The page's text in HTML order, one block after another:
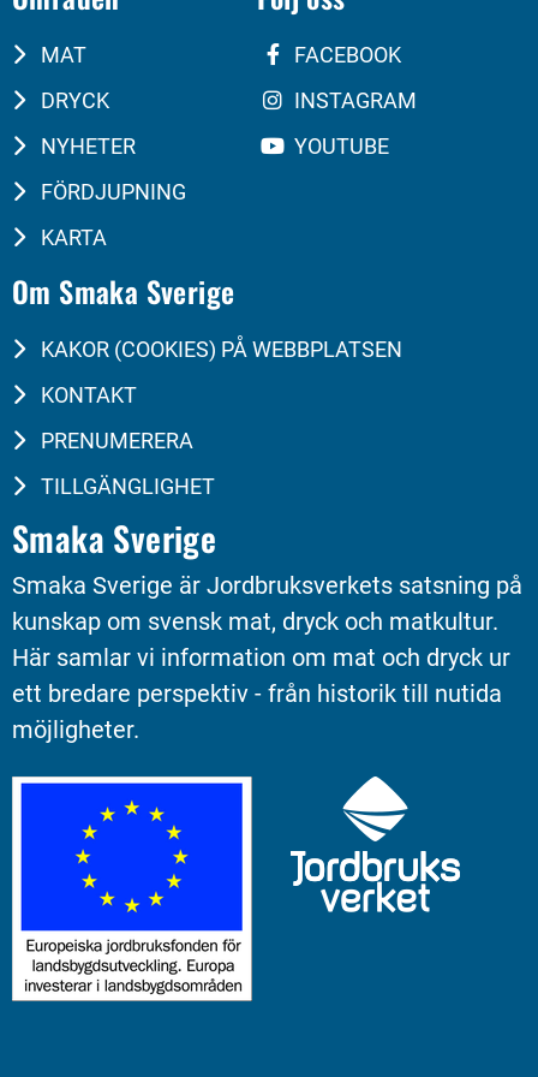
MAT
DRYCK
NYHETER
FÖRDJUPNING
KARTA
FACEBOOK
INSTAGRAM
YOUTUBE
Om Smaka Sverige
KAKOR (COOKIES) PÅ WEBBPLATSEN
KONTAKT
PRENUMERERA
TILLGÄNGLIGHET
Smaka Sverige
Smaka Sverige är Jordbruksverkets satsning på
kunskap om svensk mat, dryck och matkultur.
Här samlar vi information om mat och dryck ur
ett bredare perspektiv - från historik till nutida
möjligheter.